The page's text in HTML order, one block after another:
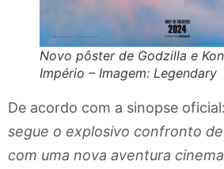
Novo pôster de Godzilla e
Império – Imagem: Legendary
De acordo com a sinopse oficial:
segue o explosivo confronto
com uma nova aventura